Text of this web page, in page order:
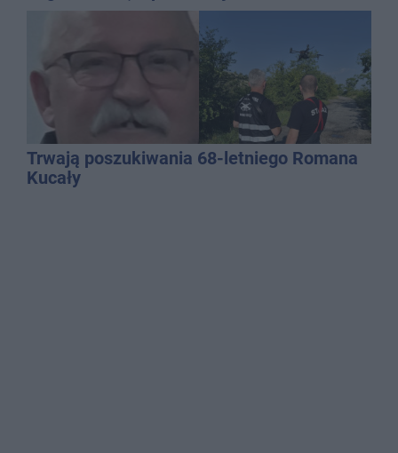
QEMETICA ARENA
Trwają poszukiwania 68-letniego Romana
Kucały